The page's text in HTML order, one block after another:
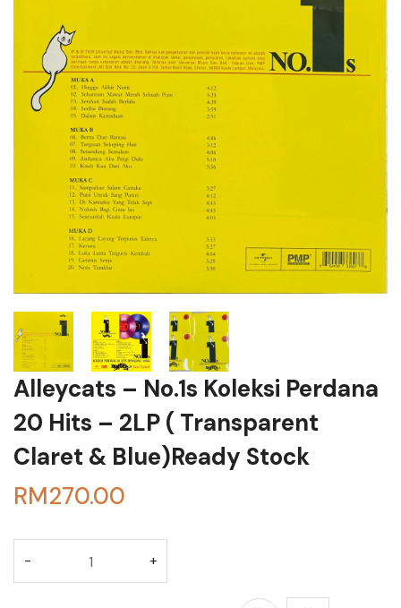
Alleycats – No.1s Koleksi Perdana
20 Hits – 2LP ( Transparent
Claret & Blue)Ready Stock
RM270.00